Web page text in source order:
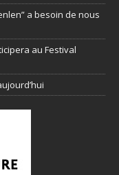
a besoin de nous
au Festival